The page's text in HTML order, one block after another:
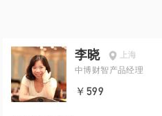
李晓
上海
中博财智产品经理
￥599